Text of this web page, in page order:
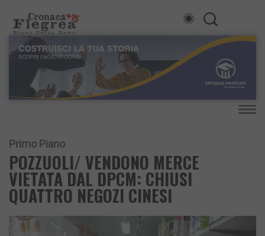
Primo Piano
POZZUOLI/ VENDONO MERCE
VIETATA DAL DPCM: CHIUSI
QUATTRO NEGOZI CINESI